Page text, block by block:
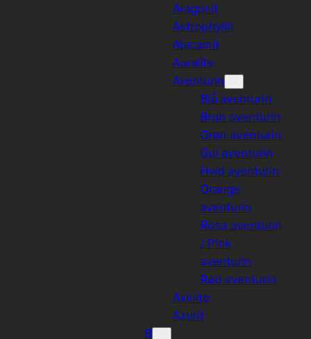
Aragonit
Astrophyllit
Atacamit
Auralite
Aventurin
Blå aventurin
Brun aventurin
Grøn aventurin
Gul aventurin
Hvid aventurin
Orange
aventurin
Rosa aventurin
/ Pink
aventurin
Rød aventurin
Axinite
Azurit
B